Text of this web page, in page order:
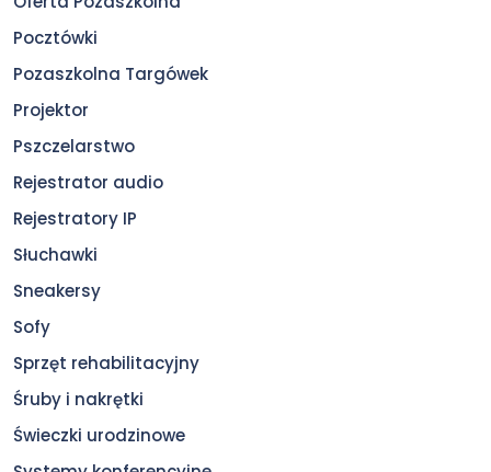
Pocztówki
Pozaszkolna Targówek
Projektor
Pszczelarstwo
Rejestrator audio
Rejestratory IP
Słuchawki
Sneakersy
Sofy
Sprzęt rehabilitacyjny
Śruby i nakrętki
Świeczki urodzinowe